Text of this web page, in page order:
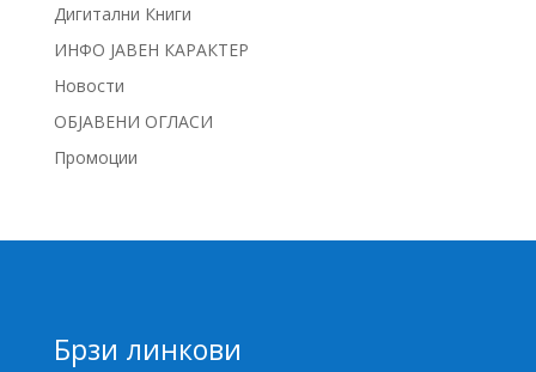
Дигитални Книги
ИНФО ЈАВЕН КАРАКТЕР
Новости
ОБЈАВЕНИ ОГЛАСИ
Промоции
Брзи линкови